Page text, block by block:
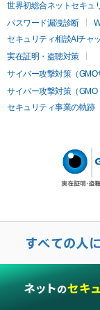
世界初総合ネットセキュ
パスワード漏洩診断
セキュリティ相談AIチャ
実在証明・盗聴対策
サイバー攻撃対策（GMO
サイバー攻撃対策（GMO
セキュリティ事業の軌跡